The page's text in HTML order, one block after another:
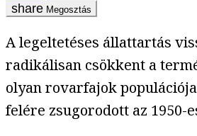
Megosztás
A legeltetéses állattartás
radikálisan csökkent a
olyan rovarfajok
felére zsugorodott az 1950-